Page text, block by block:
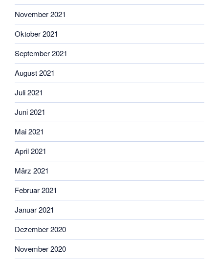
November 2021
Oktober 2021
September 2021
August 2021
Juli 2021
Juni 2021
Mai 2021
April 2021
März 2021
Februar 2021
Januar 2021
Dezember 2020
November 2020